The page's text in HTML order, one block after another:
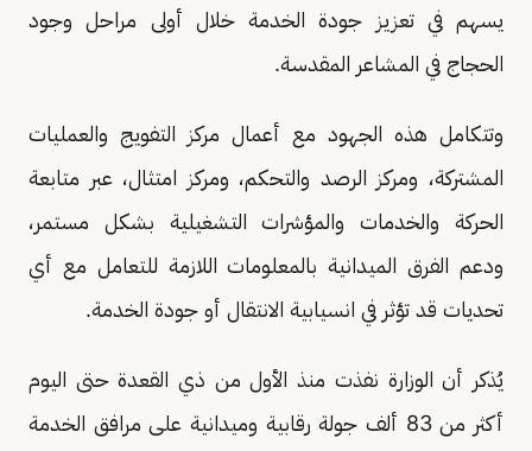
يسهم في تعزيز جودة الخدمة خلال أولى مراحل وجود
الحجاج في المشاعر المقدسة.
وتتكامل هذه الجهود مع أعمال مركز التفويج والعمليات
المشتركة، ومركز الرصد والتحكم، ومركز امتثال، عبر متابعة
الحركة والخدمات والمؤشرات التشغيلية بشكل مستمر،
ودعم الفرق الميدانية بالمعلومات اللازمة للتعامل مع أي
تحديات قد تؤثر في انسيابية الانتقال أو جودة الخدمة.
يُذكر أن الوزارة نفذت منذ الأول من ذي القعدة حتى اليوم
أكثر من 83 ألف جولة رقابية وميدانية على مرافق الخدمة